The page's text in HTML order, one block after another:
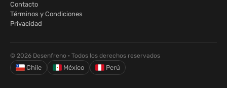
Contacto
Términos y Condiciones
Privacidad
© 2026 Desenfreno · Todos los derechos reservados
Chile México Perú